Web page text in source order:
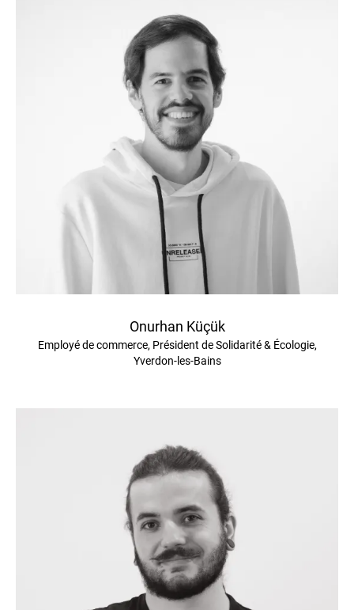
Onurhan Küçük
Employé de commerce, Président de Solidarité & Écologie,
Yverdon-les-Bains